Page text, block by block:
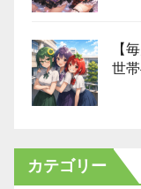
【
世
カテゴリー